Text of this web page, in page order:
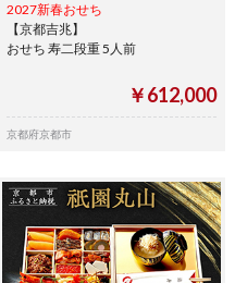
2027新春おせち
【京都吉兆】
おせち 寿二段重 5人前
￥612,000
京都府京都市